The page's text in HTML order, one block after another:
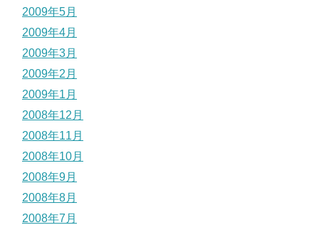
2009年5月
2009年4月
2009年3月
2009年2月
2009年1月
2008年12月
2008年11月
2008年10月
2008年9月
2008年8月
2008年7月